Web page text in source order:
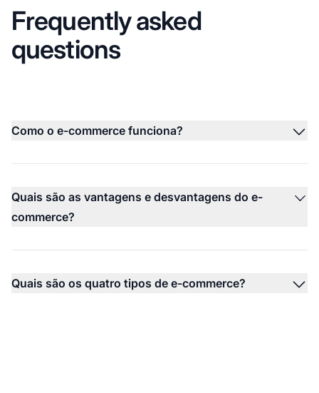
Frequently asked
questions
Como o e-commerce funciona?
Quais são as vantagens e desvantagens do e-
commerce?
Quais são os quatro tipos de e-commerce?